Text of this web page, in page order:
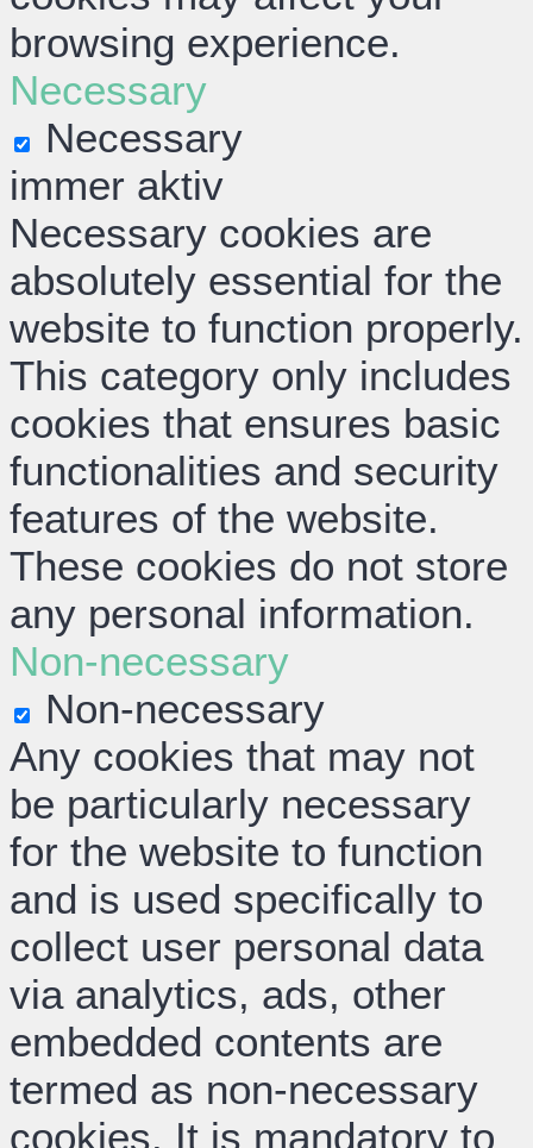
browsing experience.
Necessary
Necessary
immer aktiv
Necessary cookies are
absolutely essential for the
website to function properly.
This category only includes
cookies that ensures basic
functionalities and security
features of the website.
These cookies do not store
any personal information.
Non-necessary
Non-necessary
Any cookies that may not
be particularly necessary
for the website to function
and is used specifically to
collect user personal data
via analytics, ads, other
embedded contents are
termed as non-necessary
cookies. It is mandatory to